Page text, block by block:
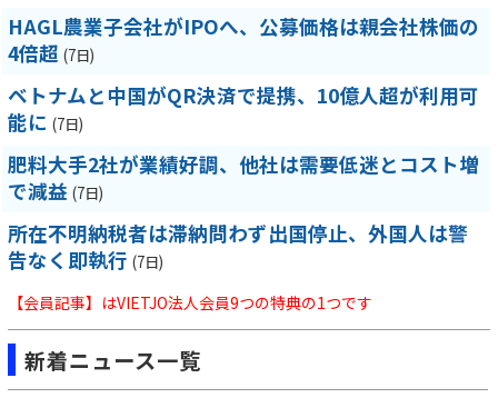
HAGL農業子会社がIPOへ、公募価格は親会社株価の
4倍超 (7日)
ベトナムと中国がQR決済で提携、10億人超が利用可
能に (7日)
肥料大手2社が業績好調、他社は需要低迷とコスト増
で減益 (7日)
所在不明納税者は滞納問わず出国停止、外国人は警
告なく即執行 (7日)
【会員記事】はVIETJO法人会員9つの特典の1つです
新着ニュース一覧